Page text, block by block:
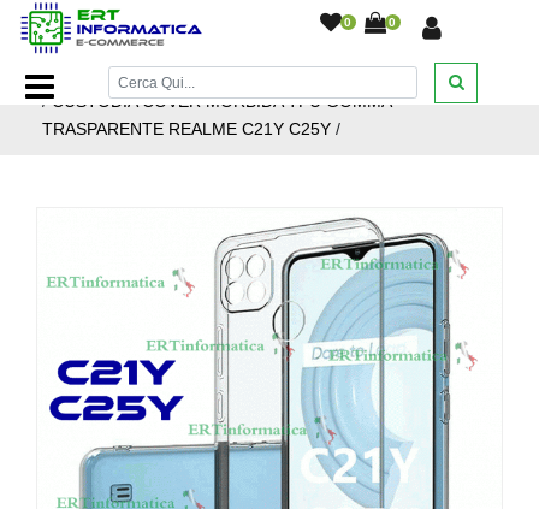
0 0
Home Page/Accessori cellulari/Custodie/Oppo - Realme
/CUSTODIA COVER MORBIDA TPU GOMMA
TRASPARENTE REALME C21Y C25Y /